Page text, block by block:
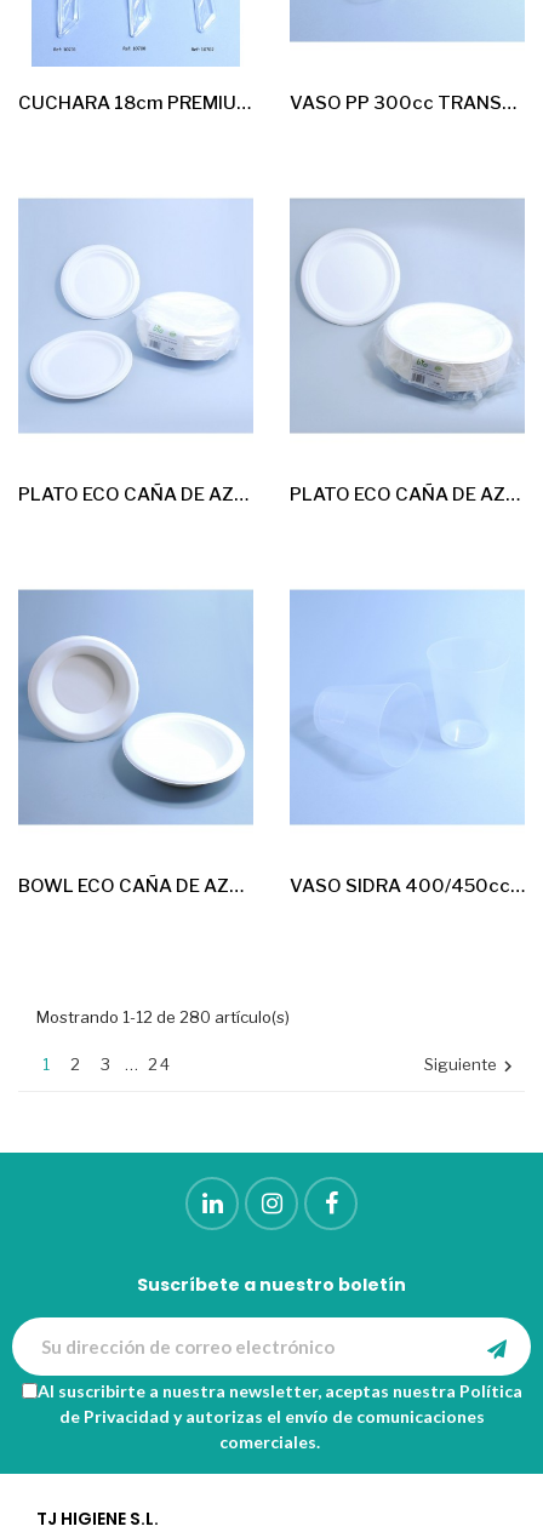
CUCHARA 18cm PREMIUM EXTRA FUERTE TRANSPARENTE 40*50u VASO PP 300cc TRANSPARENTE IRROMPIBLE 30*50u
PLATO ECO CAÑA DE AZUCAR 18cm 8*125 PLATO ECO CAÑA DE AZUCAR 22,5cm 4*125u
BOWL ECO CAÑA DE AZUCAR 500cc 8*125u VASO SIDRA 400/450cc PP IRROMPIBLE 20*25u
Mostrando 1-12 de 280 artículo(s)
1 2 3 … 24 Siguiente 
Suscríbete a nuestro boletín
Al suscribirte a nuestra newsletter, aceptas nuestra Política
de Privacidad y autorizas el envío de comunicaciones
comerciales.
TJ HIGIENE S.L.